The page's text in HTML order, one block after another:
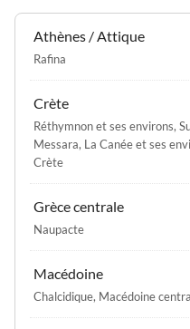
Athènes / Attique
Rafina
Crète
Réthymnon et ses environs,
Messara, La Canée et ses
Crète
Grèce centrale
Naupacte
Macédoine
Chalcidique, Macédoine